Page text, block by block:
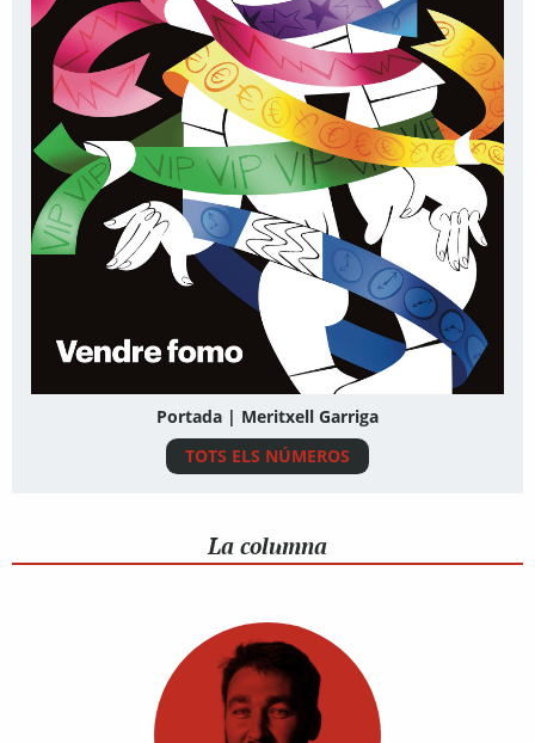
Portada | Meritxell Garriga
TOTS ELS NÚMEROS
La columna